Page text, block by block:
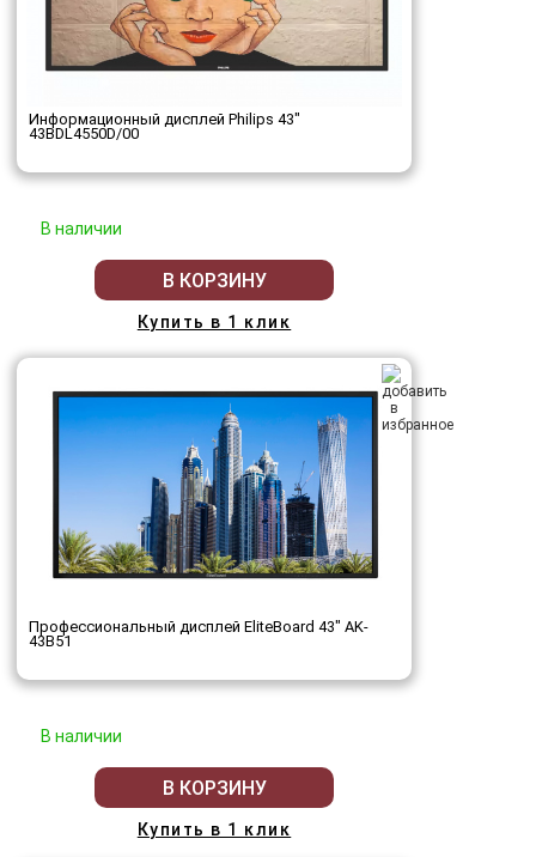
Информационный дисплей Philips 43"
43BDL4550D/00
В наличии
В КОРЗИНУ
Купить в 1 клик
Профессиональный дисплей EliteBoard 43" AK-
43B51
В наличии
В КОРЗИНУ
Купить в 1 клик